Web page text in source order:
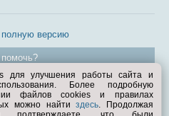
полную версию
1998—2026
для улучшения работы сайта и
Более подробную
файлов cookies и правилах
можно найтиздесь. Продолжая